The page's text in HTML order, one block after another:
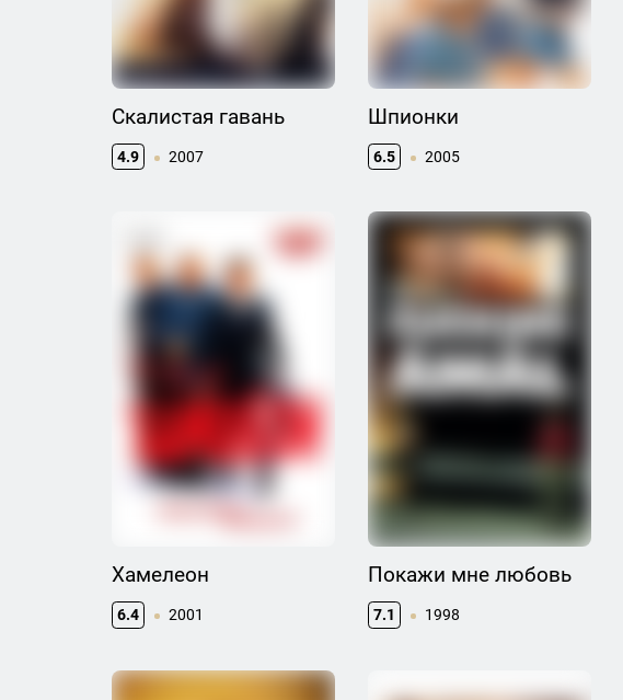
Скалистая гавань
4.9 2007
Шпионки
6.5 2005
Хамелеон
6.4 2001
Покажи мне любовь
7.1 1998